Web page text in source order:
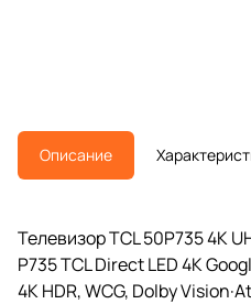
Описание
Телевизор TCL 50P735 4K
P735 TCL Direct LED 4K
4K HDR, WCG, Dolby